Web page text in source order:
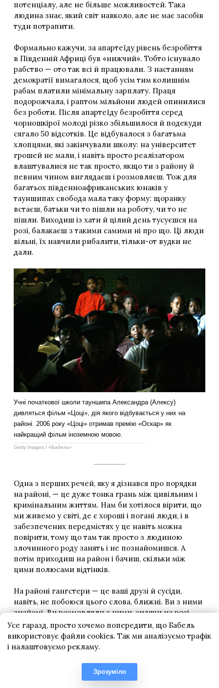
Усе гаразд, просто хочемо попередити, що Бабель
використовує файли cookies. Так ми аналізуємо трафік
і налаштовуємо рекламу.
Зрозуміло